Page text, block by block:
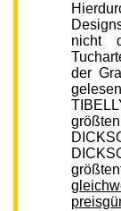
nicht
der